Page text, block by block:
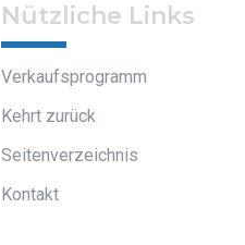
Nützliche Links
Verkaufsprogramm
Kehrt zurück
Seitenverzeichnis
Kontakt